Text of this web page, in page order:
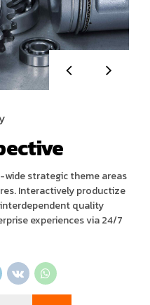
strategic theme areas
Interactively productize
quality
experiences via 24/7